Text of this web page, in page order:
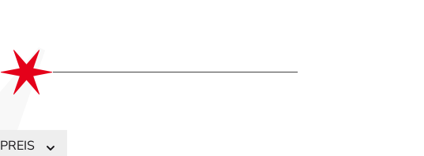
PREIS